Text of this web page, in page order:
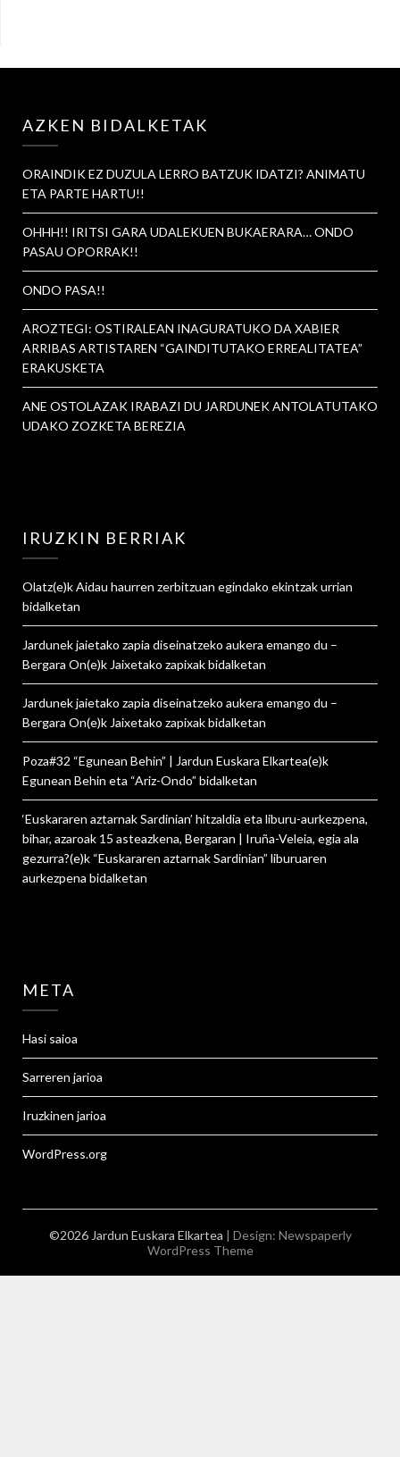
AZKEN BIDALKETAK
ORAINDIK EZ DUZULA LERRO BATZUK IDATZI? ANIMATU
ETA PARTE HARTU!!
OHHH!! IRITSI GARA UDALEKUEN BUKAERARA… ONDO
PASAU OPORRAK!!
ONDO PASA!!
AROZTEGI: OSTIRALEAN INAGURATUKO DA XABIER
ARRIBAS ARTISTAREN “GAINDITUTAKO ERREALITATEA”
ERAKUSKETA
ANE OSTOLAZAK IRABAZI DU JARDUNEK ANTOLATUTAKO
UDAKO ZOZKETA BEREZIA
IRUZKIN BERRIAK
Olatz(e)kAidau haurren zerbitzuan egindako ekintzak urrian
bidalketan
Jardunek jaietako zapia diseinatzeko aukera emango du –
Bergara On(e)k Jaixetako zapixakbidalketan
Jardunek jaietako zapia diseinatzeko aukera emango du –
Bergara On(e)k Jaixetako zapixakbidalketan
Poza#32 “Egunean Behin” | Jardun Euskara Elkartea(e)k
Egunean Behin eta “Ariz-Ondo” bidalketan
‘Euskararen aztarnak Sardinian’ hitzaldia eta liburu-aurkezpena,
bihar, azaroak 15 asteazkena, Bergaran | Iruña-Veleia, egia ala
gezurra?(e)k “Euskararen aztarnak Sardinian” liburuaren
aurkezpena bidalketan
META
Hasi saioa
Sarreren jarioa
Iruzkinen jarioa
WordPress.org
©2026 Jardun Euskara Elkartea | Design: Newspaperly
WordPress Theme